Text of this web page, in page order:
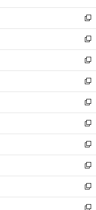
開
く
ウ
で
開
く
ン
ド
ウ
で
開
く
新
し
い
ウ
ィ
ン
ド
ウ
で
開
く
新
し
い
ウ
ィ
ン
ド
ウ
で
開
く
新
し
い
ウ
ィ
ン
ド
ウ
で
開
く
新
し
い
ウ
ィ
ン
ド
ウ
で
開
く
新
し
い
ウ
ィ
ン
ド
ウ
で
開
く
新
し
い
ウ
ィ
ン
ド
ウ
で
新
し
い
ウ
ィ
ン
ド
新
し
い
ウ
新
し